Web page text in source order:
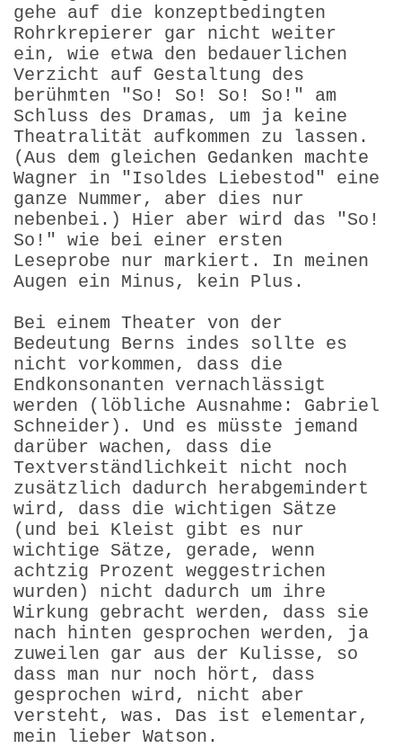
gehe auf die konzeptbedingten
Rohrkrepierer gar nicht weiter
ein, wie etwa den bedauerlichen
Verzicht auf Gestaltung des
berühmten "So! So! So! So!" am
Schluss des Dramas, um ja keine
Theatralität aufkommen zu lassen.
(Aus dem gleichen Gedanken machte
Wagner in "Isoldes Liebestod" eine
ganze Nummer, aber dies nur
nebenbei.) Hier aber wird das "So!
So!" wie bei einer ersten
Leseprobe nur markiert. In meinen
Augen ein Minus, kein Plus.
Bei einem Theater von der
Bedeutung Berns indes sollte es
nicht vorkommen, dass die
Endkonsonanten vernachlässigt
werden (löbliche Ausnahme: Gabriel
Schneider). Und es müsste jemand
darüber wachen, dass die
Textverständlichkeit nicht noch
zusätzlich dadurch herabgemindert
wird, dass die wichtigen Sätze
(und bei Kleist gibt es nur
wichtige Sätze, gerade, wenn
achtzig Prozent weggestrichen
wurden) nicht dadurch um ihre
Wirkung gebracht werden, dass sie
nach hinten gesprochen werden, ja
zuweilen gar aus der Kulisse, so
dass man nur noch hört, dass
gesprochen wird, nicht aber
versteht, was. Das ist elementar,
mein lieber Watson.